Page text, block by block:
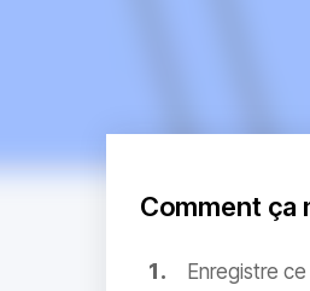
Comment ça
Enregistre